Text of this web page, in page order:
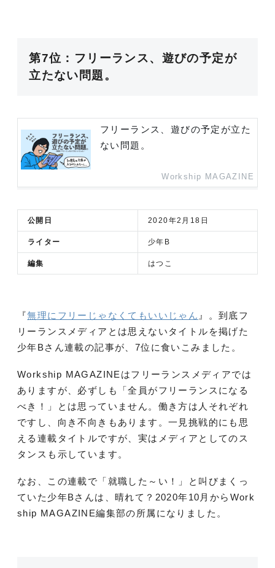
第7位：フリーランス、遊びの予定が
立たない問題。
フリーランス、遊びの予定が立た
ない問題。
Workship MAGAZINE
公開日 2020年2月18日
ライター 少年B
編集 はつこ
『無理にフリーじゃなくてもいいじゃん 』。到底フ
リーランスメディアとは思えないタイトルを掲げた
少年Bさん連載の記事が、7位に食いこみました。
Workship MAGAZINEはフリーランスメディアでは
ありますが、必ずしも「全員がフリーランスになる
べき！」とは思っていません。働き方は人それぞれ
ですし、向き不向きもあります。一見挑戦的にも思
える連載タイトルですが、実はメディアとしてのス
タンスも示しています。
なお、この連載で「就職した～い！」と叫びまくっ
ていた少年Bさんは、晴れて？2020年10月からWork
ship MAGAZINE編集部の所属になりました。